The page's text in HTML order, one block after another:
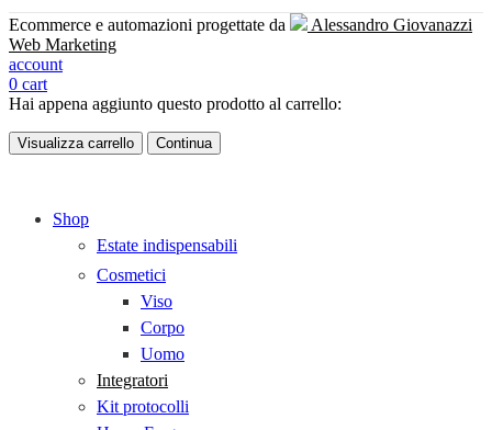
Ecommerce e automazioni progettate da
Alessandro Giovanazzi
Web Marketing
account
0 cart
Hai appena aggiunto questo prodotto al carrello:
Visualizza carrello Continua
Shop
Estate indispensabili
Cosmetici
Viso
Corpo
Uomo
Integratori
Kit protocolli